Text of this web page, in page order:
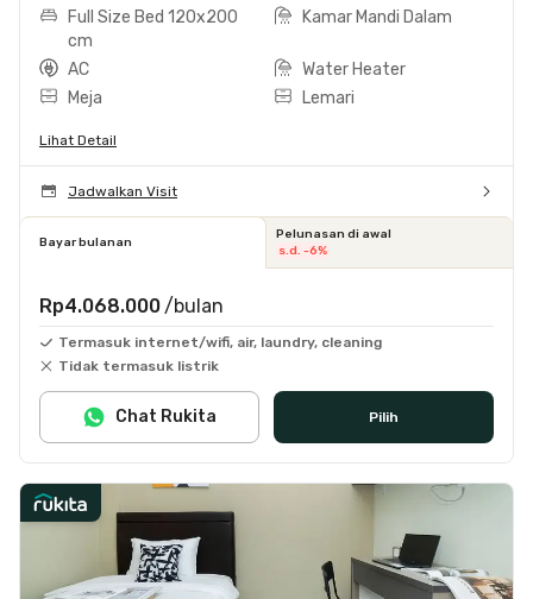
Full Size Bed 120x200
cm
Kamar Mandi Dalam
AC
Water Heater
Meja
Lemari
Lihat Detail
Jadwalkan Visit
Bayar bulanan
Pelunasan di awal
s.d. -6%
Rp4.068.000 /bulan
Termasuk internet/wifi, air, laundry, cleaning
Tidak termasuk listrik
Pilih
Chat Rukita